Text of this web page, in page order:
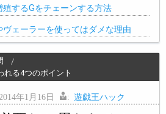
するGをチェーンする方法
ヴェーラーを使ってはダメな理由
れる4つのポイント
2014年1月16日 : 遊戯王ハック